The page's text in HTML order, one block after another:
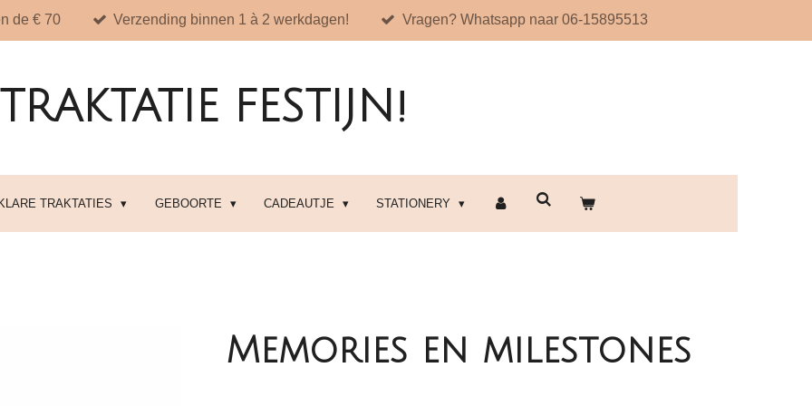
de € 70 Verzending binnen 1 à 2 werkdagen! Vragen? Whatsapp naar 06-15895513
TRAKTATIE FESTIJN!
TRAKTATIES GEBOORTE CADEAUTJE STATIONERY
Memories en milestones